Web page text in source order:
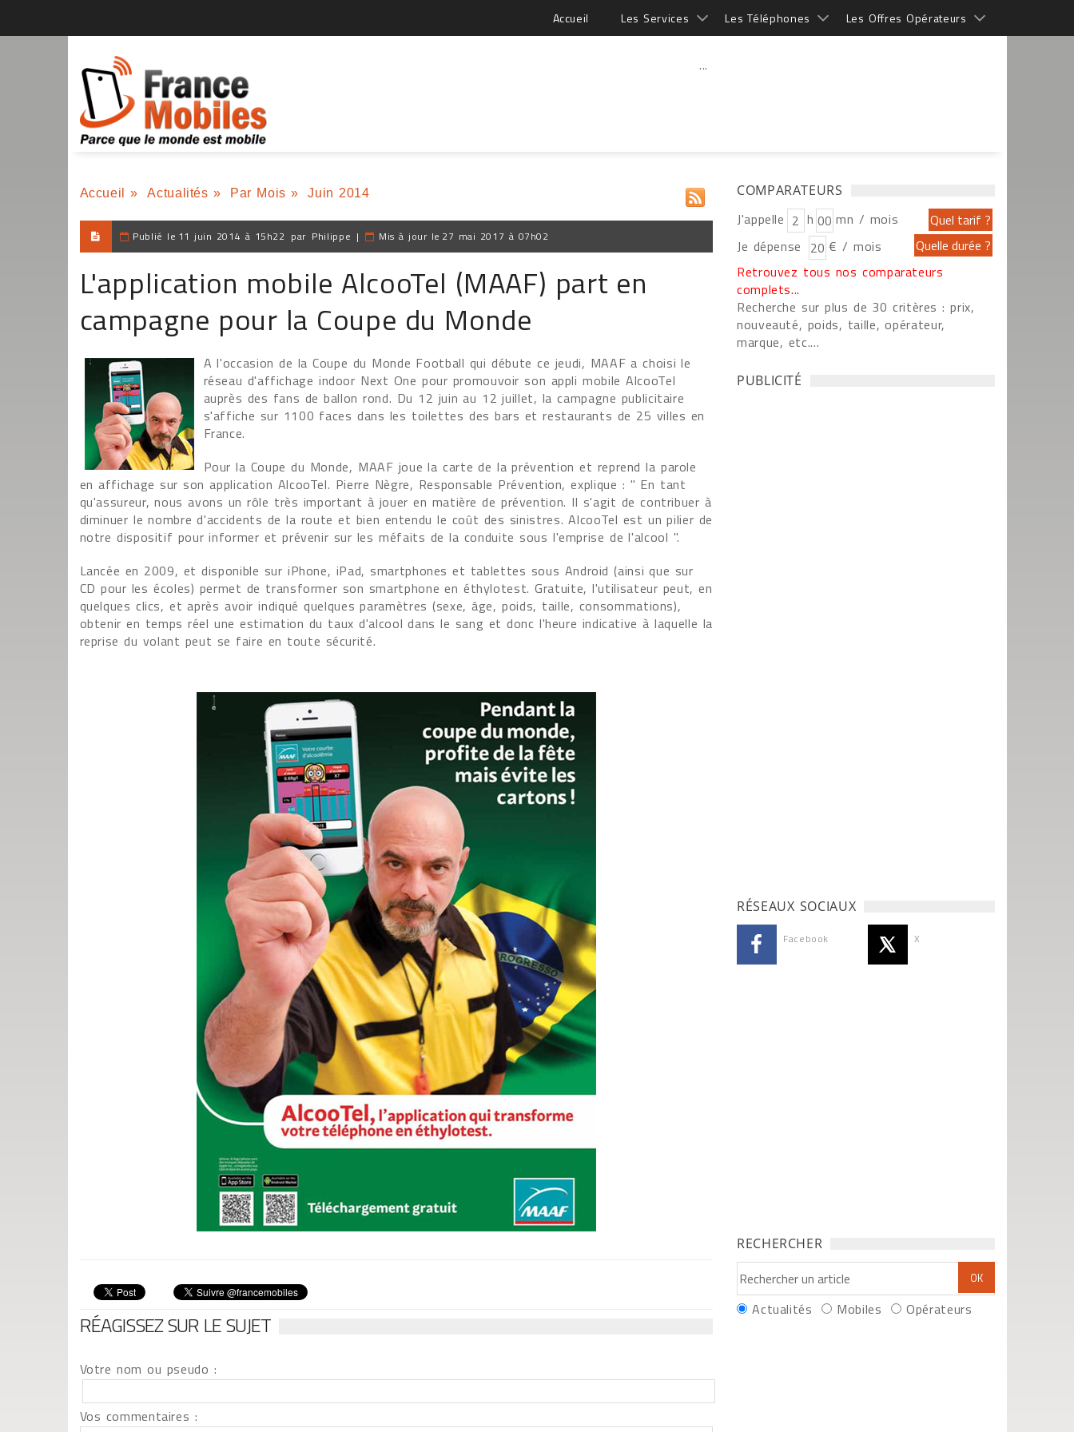
Accueil Les Services Les Téléphones Les Offres Opérateurs
...
Accueil » Actualités » Par Mois » Juin 2014
Publié le 11 juin 2014 à 15h22 par Philippe | Mis à jour le 27 mai 2017 à 07h02
L'application mobile AlcooTel (MAAF) part en
campagne pour la Coupe du Monde
A l'occasion de la Coupe du Monde Football qui débute ce jeudi, MAAF a choisi le
réseau d'affichage indoor Next One pour promouvoir son appli mobile AlcooTel
auprès des fans de ballon rond. Du 12 juin au 12 juillet, la campagne publicitaire
s'affiche sur 1100 faces dans les toilettes des bars et restaurants de 25 villes en
France.
Pour la Coupe du Monde, MAAF joue la carte de la prévention et reprend la parole
en affichage sur son application AlcooTel. Pierre Nègre, Responsable Prévention, explique : " En tant
qu'assureur, nous avons un rôle très important à jouer en matière de prévention. Il s'agit de contribuer à
diminuer le nombre d'accidents de la route et bien entendu le coût des sinistres. AlcooTel est un pilier de
notre dispositif pour informer et prévenir sur les méfaits de la conduite sous l'emprise de l'alcool ".
Lancée en 2009, et disponible sur iPhone, iPad, smartphones et tablettes sous Android (ainsi que sur
CD pour les écoles) permet de transformer son smartphone en éthylotest. Gratuite, l'utilisateur peut, en
quelques clics, et après avoir indiqué quelques paramètres (sexe, âge, poids, taille, consommations),
obtenir en temps réel une estimation du taux d'alcool dans le sang et donc l'heure indicative à laquelle la
reprise du volant peut se faire en toute sécurité.
RÉAGISSEZ SUR LE SUJET
Votre nom ou pseudo :
Vos commentaires :
COMPARATEURS
J'appelle h
mn / mois
Je dépense
€ / mois
Retrouvez tous nos comparateurs
complets...
Recherche sur plus de 30 critères : prix,
nouveauté, poids, taille, opérateur,
marque, etc....
PUBLICITÉ
RÉSEAUX SOCIAUX
Facebook X
RECHERCHER
Actualités Mobiles Opérateurs